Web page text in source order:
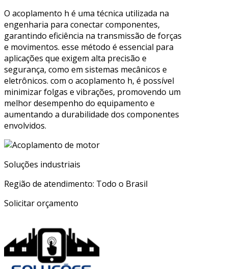
O acoplamento h é uma técnica utilizada na
engenharia para conectar componentes,
garantindo eficiência na transmissão de forças
e movimentos. esse método é essencial para
aplicações que exigem alta precisão e
segurança, como em sistemas mecânicos e
eletrônicos. com o acoplamento h, é possível
minimizar folgas e vibrações, promovendo um
melhor desempenho do equipamento e
aumentando a durabilidade dos componentes
envolvidos.
Soluções industriais
Região de atendimento: Todo o Brasil
Solicitar orçamento